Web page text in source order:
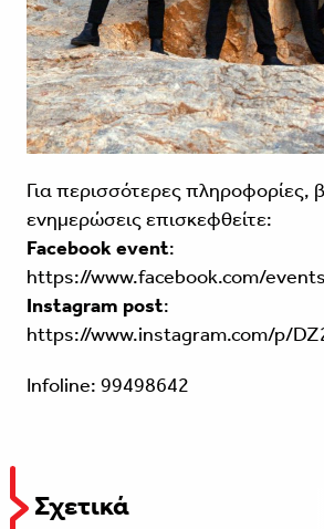
Για περισσότερες πληροφορίες,
ενημερώσεις επισκεφθείτε:
Facebook event:
https://www.facebook.com/
Instagram post:
https://www.instagram.com/p/
Infoline: 99498642
Σχετικά